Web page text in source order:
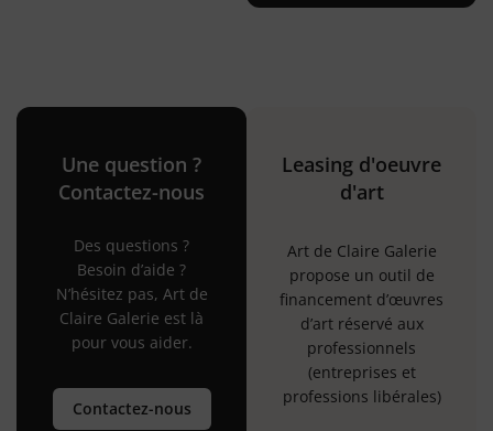
Une question ?
Contactez-nous
Des questions ?
Besoin d’aide ?
N’hésitez pas, Art de
Claire Galerie est là
pour vous aider.
Contactez-nous
Leasing d'oeuvre
d'art
Art de Claire Galerie
propose un outil de
financement d’œuvres
d’art réservé aux
professionnels
(entreprises et
professions libérales)